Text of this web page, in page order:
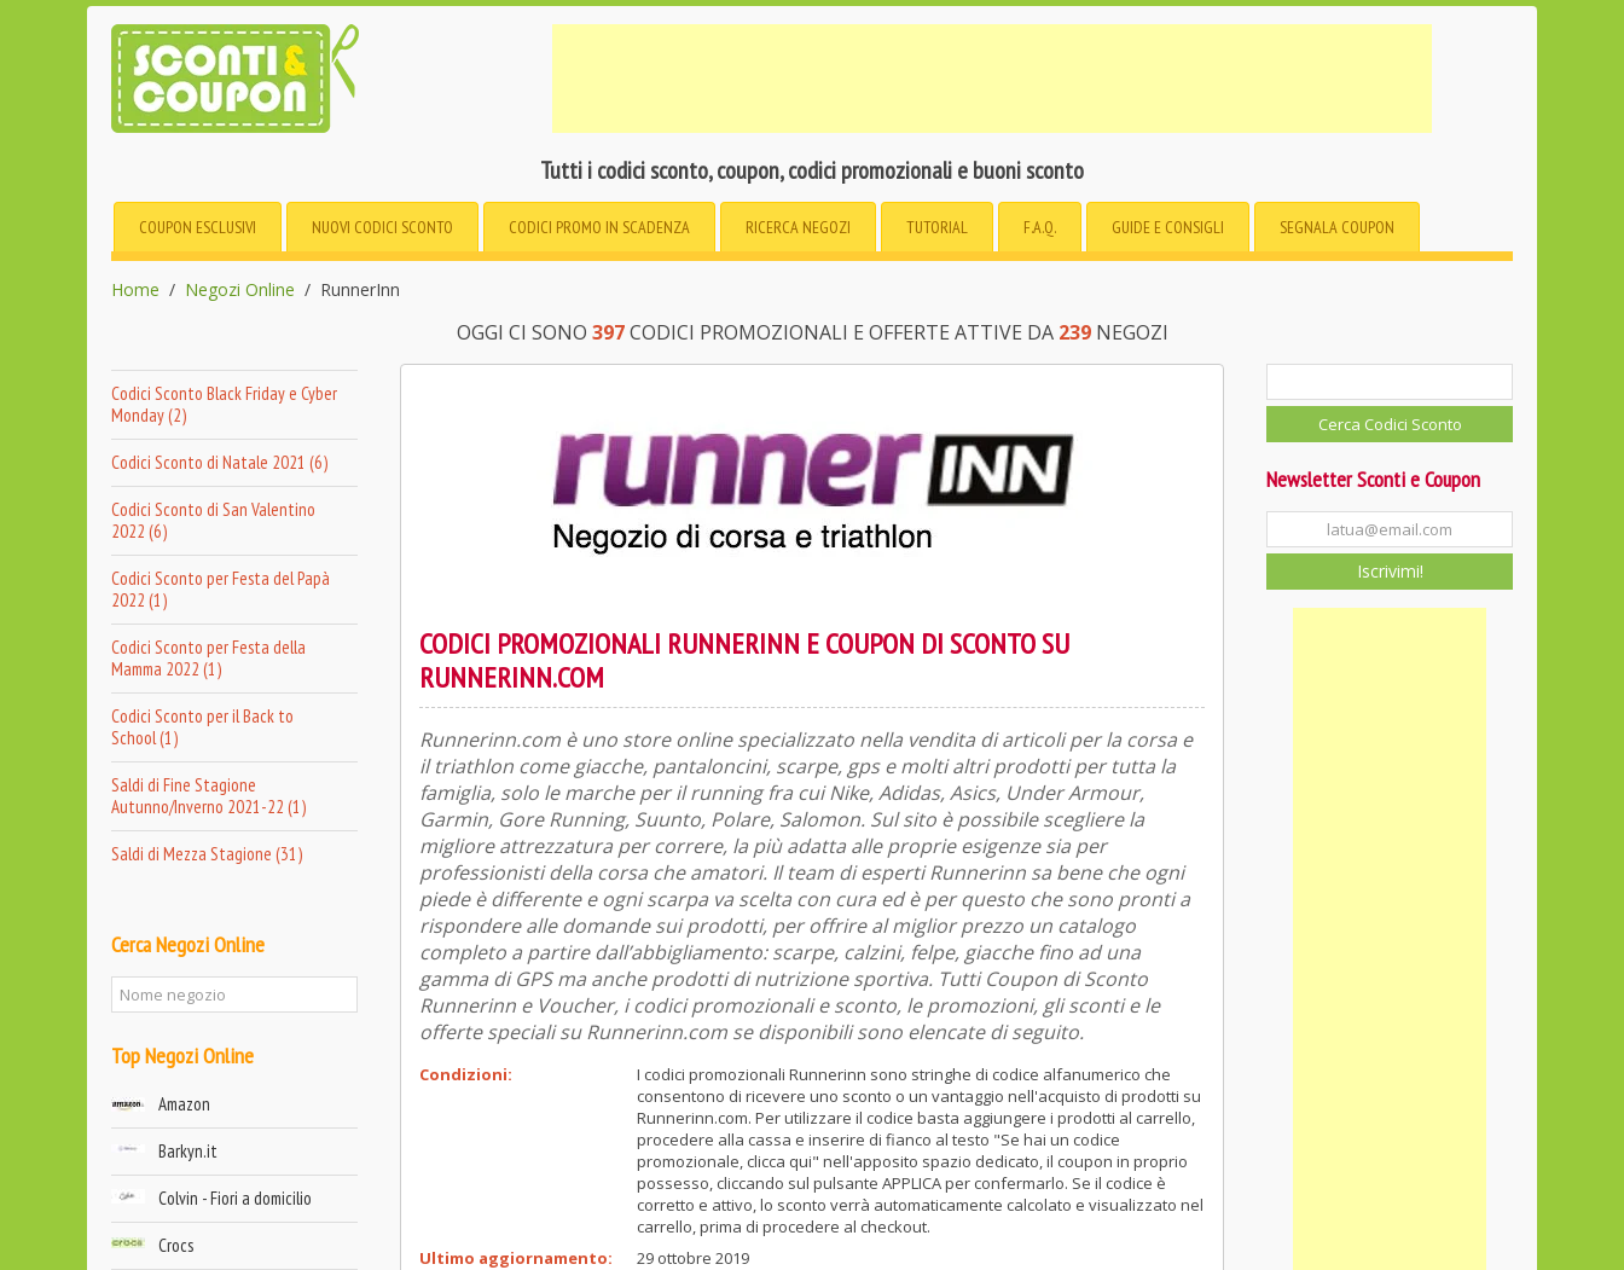
Tutti i codici sconto, coupon, codici promozionali e buoni sconto
COUPON ESCLUSIVI NUOVI CODICI SCONTO CODICI PROMO IN SCADENZA RICERCA NEGOZI TUTORIAL F.A.Q. GUIDE E CONSIGLI SEGNALA COUPON
Home Negozi Online RunnerInn
OGGI CI SONO 397CODICI PROMOZIONALI E OFFERTE ATTIVE DA 239NEGOZI
Codici Sconto Black Friday e Cyber
Monday (2)
Codici Sconto di Natale 2021 (6)
Codici Sconto di San Valentino
2022 (6)
Codici Sconto per Festa del Papà
2022 (1)
Codici Sconto per Festa della
Mamma 2022 (1)
Codici Sconto per il Back to
School (1)
Saldi di Fine Stagione
Autunno/Inverno 2021-22 (1)
Saldi di Mezza Stagione (31)
Cerca Negozi Online
Top Negozi Online
Amazon
Barkyn.it
Colvin - Fiori a domicilio
Crocs
CODICI PROMOZIONALI RUNNERINN E COUPON DI SCONTO SU
RUNNERINN.COM
Runnerinn.com è uno store online specializzato nella vendita di articoli per la corsa e
il triathlon come giacche, pantaloncini, scarpe, gps e molti altri prodotti per tutta la
famiglia, solo le marche per il running fra cui Nike, Adidas, Asics, Under Armour,
Garmin, Gore Running, Suunto, Polare, Salomon. Sul sito è possibile scegliere la
migliore attrezzatura per correre, la più adatta alle proprie esigenze sia per
professionisti della corsa che amatori. Il team di esperti Runnerinn sa bene che ogni
piede è differente e ogni scarpa va scelta con cura ed è per questo che sono pronti a
rispondere alle domande sui prodotti, per offrire al miglior prezzo un catalogo
completo a partire dall’abbigliamento: scarpe, calzini, felpe, giacche fino ad una
gamma di GPS ma anche prodotti di nutrizione sportiva. Tutti Coupon di Sconto
Runnerinn e Voucher, i codici promozionali e sconto, le promozioni, gli sconti e le
offerte speciali su Runnerinn.com se disponibili sono elencate di seguito.
Condizioni:
I codici promozionali Runnerinn sono stringhe di codice alfanumerico che
consentono di ricevere uno sconto o un vantaggio nell'acquisto di prodotti su
Runnerinn.com. Per utilizzare il codice basta aggiungere i prodotti al carrello,
procedere alla cassa e inserire di fianco al testo "Se hai un codice
promozionale, clicca qui" nell'apposito spazio dedicato, il coupon in proprio
possesso, cliccando sul pulsante APPLICA per confermarlo. Se il codice è
corretto e attivo, lo sconto verrà automaticamente calcolato e visualizzato nel
carrello, prima di procedere al checkout.
Ultimo aggiornamento:
29 ottobre 2019
Newsletter Sconti e Coupon
Iscrivimi!